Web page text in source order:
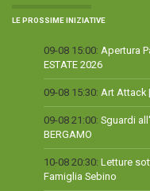
LE PROSSIME INIZIATIVE
09-08 15:00: Apertura
ESTATE 2026
09-08 15:30: Art Attack |
09-08 21:00: Sguardi
BERGAMO
10-08 20:30: Letture
Famiglia Sebino